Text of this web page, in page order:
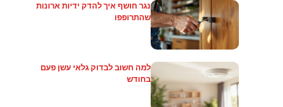
נגר חושף איך להדק ידיות ארונות
שהתרופפו
למה חשוב לבדוק גלאי עשן פעם
בחודש